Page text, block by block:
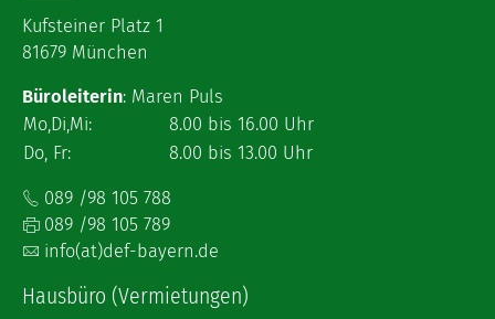
Kufsteiner Platz 1
81679 München
Büroleiterin: Maren Puls
Mo,Di,Mi:
8.00 bis 16.00 Uhr
Do, Fr:
8.00 bis 13.00 Uhr
089 /98 105 788
089 /98 105 789
info(at)def-bayern.de
Hausbüro (Vermietungen)